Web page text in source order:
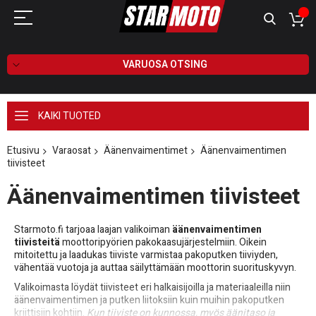
VARUOSA OTSING
KAIKI TUOTED
Etusivu Varaosat Äänenvaimentimet
Äänenvaimentimen
tiivisteet
Äänenvaimentimen tiivisteet
Starmoto.fi tarjoaa laajan valikoiman äänenvaimentimen
tiivisteitämoottoripyörien pakokaasujärjestelmiin. Oikein
mitoitettu ja laadukas tiiviste varmistaa pakoputken tiiviyden,
vähentää vuotoja ja auttaa säilyttämään moottorin suorituskyvyn.
Valikoimasta löydät tiivisteet eri halkaisijoilla ja materiaaleilla niin
äänenvaimentimen ja putken liitoksiin kuin muihin pakoputken
kriittisiin kohtiin. Kun tiiviste on kunnossa, myös äänitaso ja